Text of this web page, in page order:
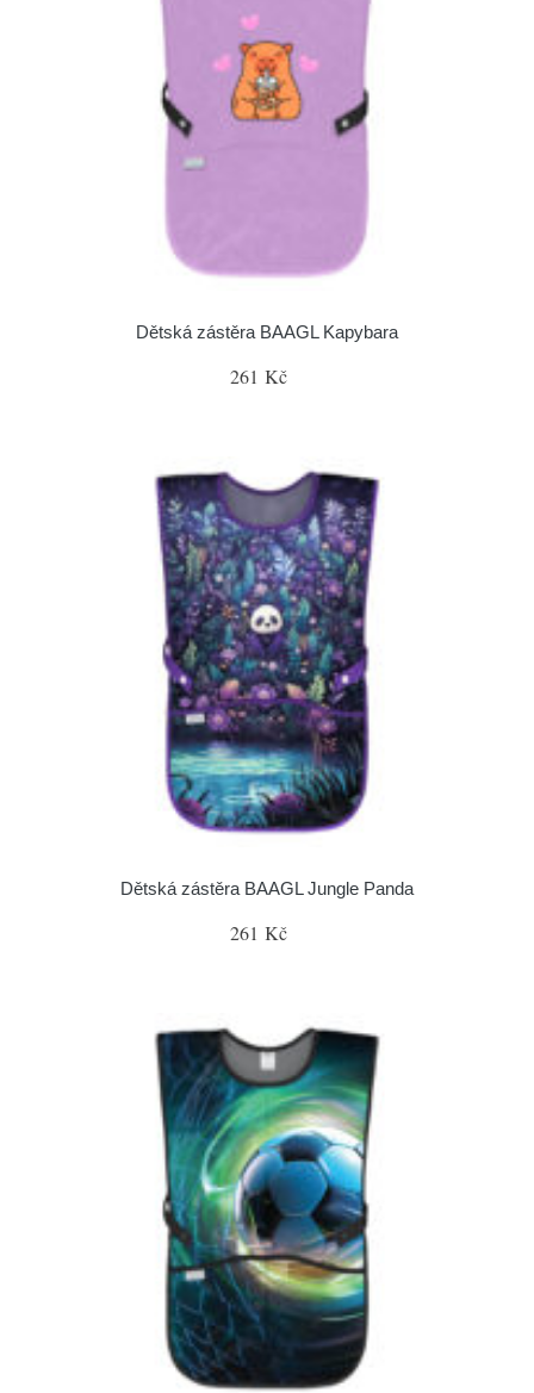
Dětská zástěra BAAGL Kapybara
261 Kč
Dětská zástěra BAAGL Jungle Panda
261 Kč